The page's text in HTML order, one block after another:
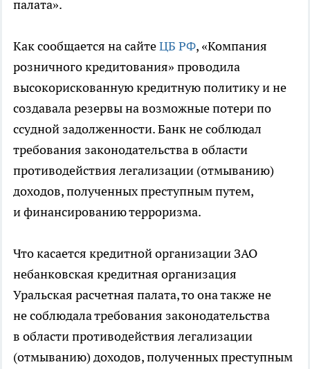
палата».
Как сообщается на сайтеЦБ РФ, «Компания
розничного кредитования» проводила
высокорискованную кредитную политику и не
создавала резервы на возможные потери по
ссудной задолженности. Банк не соблюдал
требования законодательства в области
противодействия легализации (отмыванию)
доходов, полученных преступным путем,
и финансированию терроризма.
Что касается кредитной организации ЗАО
небанковская кредитная организация
Уральская расчетная палата, то она также не
не соблюдала требования законодательства
в области противодействия легализации
(отмыванию) доходов, полученных преступным